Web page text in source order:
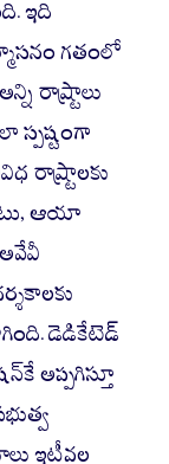
ఇది
గతంలో
రాష్ర్టాలు
స్పష్టంగా
రాష్ర్టాలకు
ఆయా
డెడికేటెడ్‌
అప్పగిస్తూ
ఇటీవల